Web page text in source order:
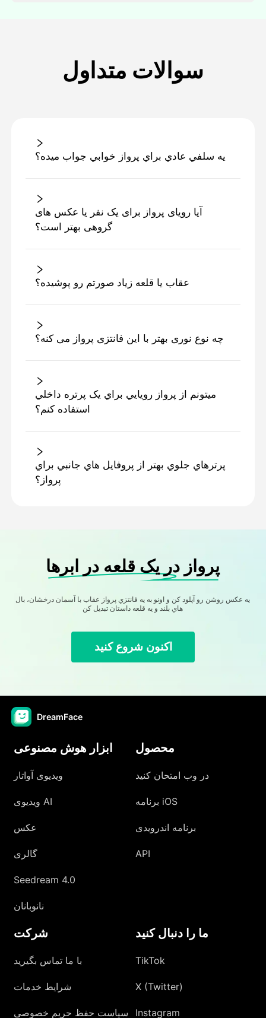
سوالات متداول
يه سلفي عادي براي پرواز خوابي جواب ميده؟
آیا رویای پرواز برای یک نفر یا عکس های
گروهی بهتر است؟
عقاب يا قلعه زياد صورتم رو پوشيده؟
چه نوع نوری بهتر با این فانتزی پرواز می کنه؟
ميتونم از پرواز رويايي براي يک پرتره داخلي
استفاده کنم؟
پرترهاي جلوي بهتر از پروفايل هاي جانبي براي
پرواز؟
پرواز در یک قلعه در ابرها
يه عکس روشن رو آپلود کن و اونو به يه فانتزي پرواز عقاب با آسمان درخشان، بال
هاي بلند و يه قلعه داستان تبديل کن
اکنون شروع کنید
DreamFace
ابزار هوش مصنوعی
ویدیوی آواتار
ویدیوی AI
عکس
گالری
Seedream 4.0
نانوبانان
محصول
در وب امتحان کنید
برنامه iOS
برنامه اندرویدی
API
شرکت
با ما تماس بگیرید
شرایط خدمات
سیاست حفظ حریم خصوصی
ما را دنبال کنید
TikTok
X (Twitter)
Instagram